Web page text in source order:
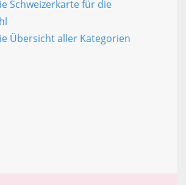
Schweizerkarte für die
Übersicht aller Kategorien